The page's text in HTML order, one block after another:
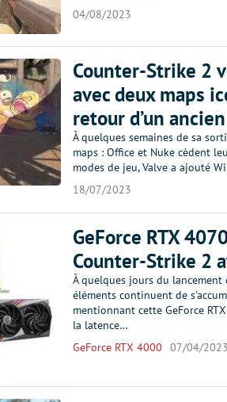
04/08/2023
Counter-Strike 2
avec deux maps
retour d’un
À quelques semaines de sa
maps : Office et Nuke cèdent
modes de jeu, Valve a ajouté
18/07/2023
GeForce RTX
Counter-Strike 2
À quelques jours du lancement
éléments continuent de
mentionnant cette GeForce
la latence…
GeForce RTX 4000
07/04/2023